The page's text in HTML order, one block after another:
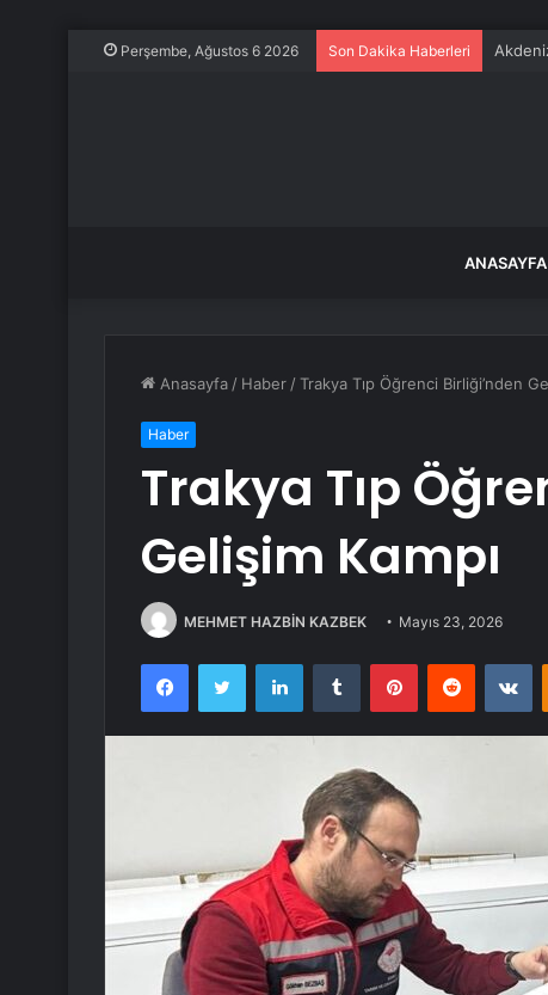
Perşembe, Ağustos 6 2026 Son Dakika Haberleri
ANASAYFA
Anasayfa / Haber /Trakya Tıp Öğrenci Birliği’nden
Haber
Trakya Tıp
Gelişim Kampı
MEHMET HAZBİN KAZBEK Mayıs 23, 2026
FacebookTwitter LinkedInTumblr PinterestReddit